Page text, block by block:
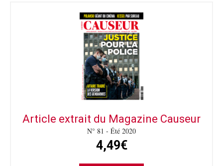
Article extrait du Magazine Causeur
N° 81 - Été 2020
4,49€